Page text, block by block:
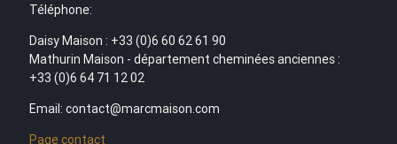
Téléphone:
Daisy Maison : +33 (0)6 60 62 61 90
Mathurin Maison - département cheminées anciennes :
+33 (0)6 64 71 12 02
Email: contact@marcmaison.com
Page contact